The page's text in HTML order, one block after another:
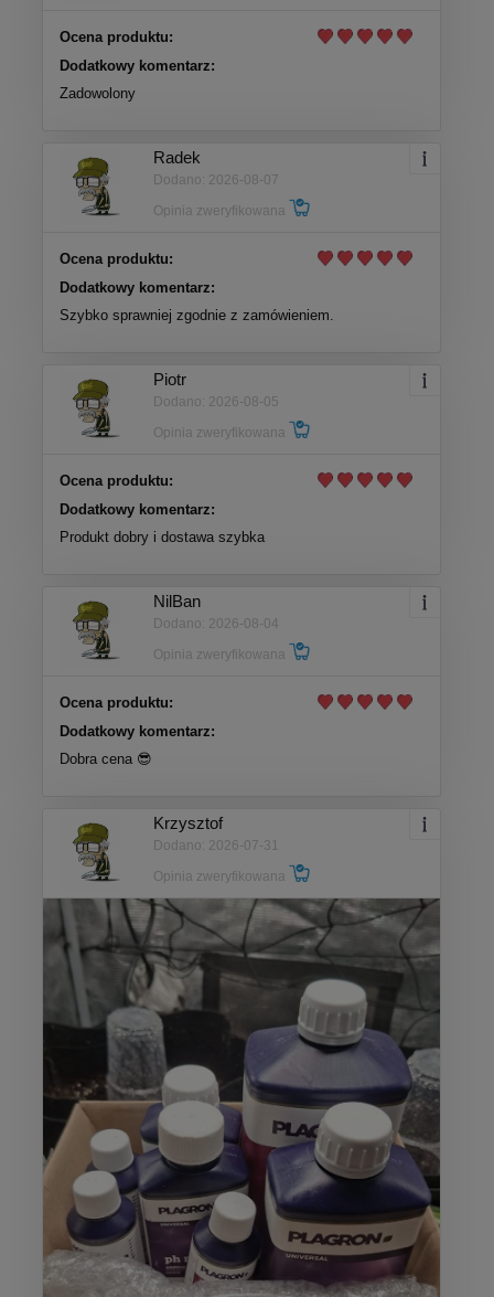
Ocena produktu:
Dodatkowy komentarz:
Zadowolony
Radek
Dodano: 2026-08-07
Opinia zweryfikowana
Ocena produktu:
Dodatkowy komentarz:
Szybko sprawniej zgodnie z zamówieniem.
Piotr
Dodano: 2026-08-05
Opinia zweryfikowana
Ocena produktu:
Dodatkowy komentarz:
Produkt dobry i dostawa szybka
NilBan
Dodano: 2026-08-04
Opinia zweryfikowana
Ocena produktu:
Dodatkowy komentarz:
Dobra cena 😎
Krzysztof
Dodano: 2026-07-31
Opinia zweryfikowana